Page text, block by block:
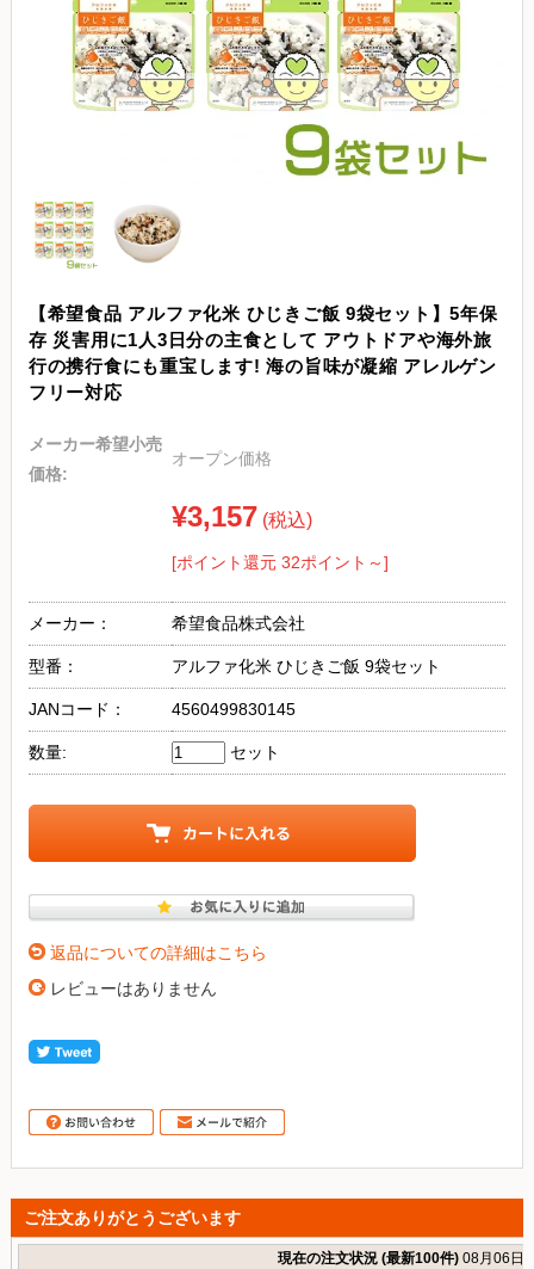
【希望食品 アルファ化米 ひじきご飯 9袋セット】5年保
存 災害用に1人3日分の主食として アウトドアや海外旅
行の携行食にも重宝します! 海の旨味が凝縮 アレルゲン
フリー対応
メーカー希望小売
価格:
オープン価格
¥3,157 (税込)
[ポイント還元 32ポイント～]
メーカー： 希望食品株式会社
型番： アルファ化米 ひじきご飯 9袋セット
JANコード： 4560499830145
数量: セット
返品についての詳細はこちら
レビューはありません
ご注文ありがとうございます